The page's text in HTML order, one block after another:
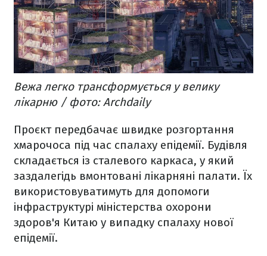
Вежа легко трансформується у велику
лікарню / фото: Archdaily
Проєкт передбачає швидке розгортання
хмарочоса під час спалаху епідемії. Будівля
складається із сталевого каркаса, у який
заздалегідь вмонтовані лікарняні палати. Їх
використовуватимуть для допомоги
інфраструктурі міністерства охорони
здоров'я Китаю у випадку спалаху нової
епідемії.